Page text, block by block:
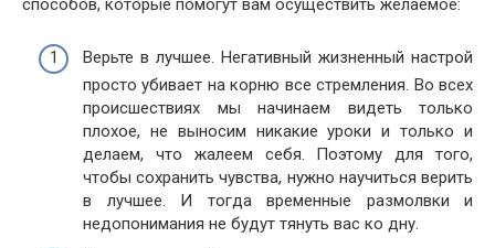
способов, которые помогут вам осуществить желаемое:
Верьте в лучшее. Негативный жизненный настрой
просто убивает на корню все стремления. Во всех
происшествиях мы начинаем видеть только
плохое, не выносим никакие уроки и только и
делаем, что жалеем себя. Поэтому для того,
чтобы сохранить чувства, нужно научиться верить
в лучшее. И тогда временные размолвки и
недопонимания не будут тянуть вас ко дну.